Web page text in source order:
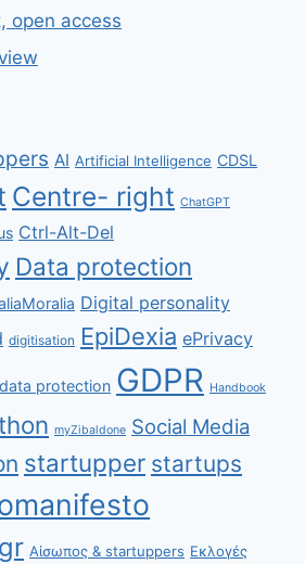
open access
AI Artificial Intelligence CDSL
Centre- right ChatGPT
Ctrl-Alt-Del
Data protection
Digital personality
digitisation EpiDexia ePrivacy
protection GDPR Handbook
myZibaldone Social Media
startupper startups
Αίσωπος & startuppers Εκλογές